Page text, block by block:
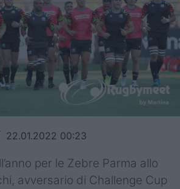
Championship
22.01.2022 00:23
per le Zebre Parma allo
avversario di Challenge Cup